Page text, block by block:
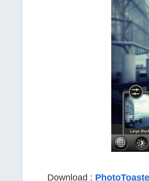
Download :